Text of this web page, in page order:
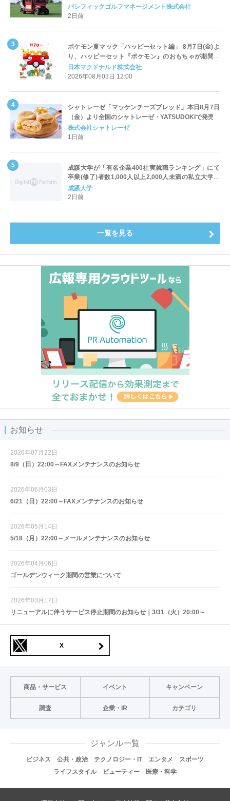
Cart（エアコンカート）」導入 | ＰＧＭ
パシフィックゴルフマネージメント株式会社
2日前
ポケモン夏マック「ハッピーセット編」 8月7日(金)よ
り、ハッピーセット『ポケモン』のおもちゃが期間限
定登場
日本マクドナルド株式会社
2026年08月03日 12:00
シャトレーゼ「マッケンチーズブレッド」本日8月7日
（金）より全国のシャトレーゼ・YATSUDOKIで発売
株式会社シャトレーゼ
1日前
成蹊大学が「有名企業400社実就職ランキング」にて
卒業(修了)者数1,000人以上2,000人未満の私立大学で
全国第1位を獲得！～実就職率は26.5%（前年比＋
4.3pt）に伸長、東京の私立大学でも10位にランクイン
成蹊大学
2日前
一覧を見る
お知らせ
2026年07月22日
8/9（日）22:00～FAXメンテナンスのお知らせ
2026年06月03日
6/21（日）22:00～FAXメンテナンスのお知らせ
2026年05月14日
5/18（月）22:00～メールメンテナンスのお知らせ
2026年04月06日
ゴールデンウィーク期間の営業について
2026年03月17日
リニューアルに伴うサービス停止期間のお知らせ｜3/31（火）20:00～
X
商品・サービス イベント キャンペーン
調査 企業・IR カテゴリ
ジャンル一覧
ビジネス 公共・政治 テクノロジー・IT エンタメ
スポーツ
ライフスタイル
ビューティー 医療・科学